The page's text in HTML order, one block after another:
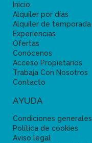
Inicio
Alquiler por días
Alquiler de temporada
Experiencias
Ofertas
Conócenos
Acceso Propietarios
Trabaja Con Nosotros
Contacto
AYUDA
Condiciones generales
Política de cookies
Aviso legal